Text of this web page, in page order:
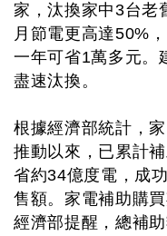
家，汰換家中3台老
月節電更高達50%
一年可省1萬多元。
盡速汰換。
根據經濟部統計，
推動以來，已累計
省約34億度電，成
售額。家電補助購
經濟部提醒，總補